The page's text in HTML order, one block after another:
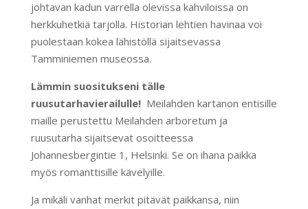
johtavan kadun varrella olevissa kahviloissa on
herkkuhetkiä tarjolla. Historian lehtien havinaa voi
puolestaan kokea lähistöllä sijaitsevassa
Tamminiemen museossa.
Lämmin suositukseni tälle
ruusutarhavierailulle!Meilahden kartanon entisille
maille perustettu Meilahden arboretum ja
ruusutarha sijaitsevat osoitteessa
Johannesbergintie 1, Helsinki. Se on ihana paikka
myös romanttisille kävelyille.
Ja mikäli vanhat merkit pitävät paikkansa, niin